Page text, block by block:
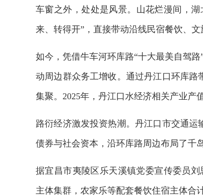
车窗之外，处处是风景。山花烂漫间，
来、转得开”，直接带动沿线民宿餐饮、
如今，凭借牛车河环库路“十大最美自驾
动周边群众务工增收。通过丹江口环库
集聚。2025年，丹江口水经济相关产业产
路衍经济激发投资热潮。丹江口市交通
债券与社会资本，沿环库路周边布局了千
据宜昌市夷陵区乐天溪镇党委宣传委员
主体集群，农家乐等配套餐饮住宿主体合计